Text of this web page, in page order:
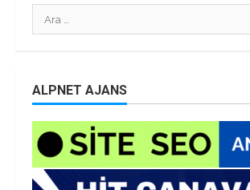
Arama:
ALPNET AJANS